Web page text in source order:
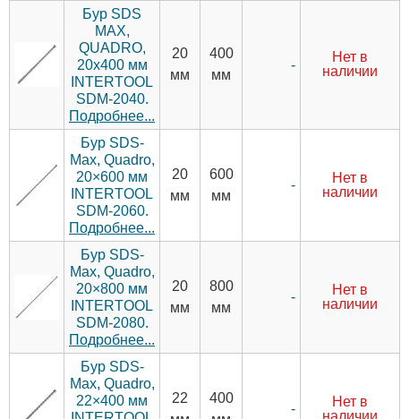
Бур SDS
MAX,
QUADRO,
20x400 мм
INTERTOOL
SDM-2040.
Подробнее...
20
мм
400
мм
-
Нет в
наличии
Бур SDS-
Max, Quadro,
20×600 мм
INTERTOOL
SDM-2060.
Подробнее...
20
мм
600
мм
-
Нет в
наличии
Бур SDS-
Max, Quadro,
20×800 мм
INTERTOOL
SDM-2080.
Подробнее...
20
мм
800
мм
-
Нет в
наличии
Бур SDS-
Max, Quadro,
22×400 мм
22
400
-
Нет в
наличии